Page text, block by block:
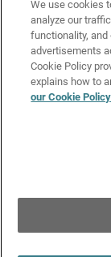
Privacy Policy
Media & Brand
Manage Email
Copyright ©
We use cookies
analyze our
functionality,
advertisements
Cookie Policy
explains how to
our Cookie Policy